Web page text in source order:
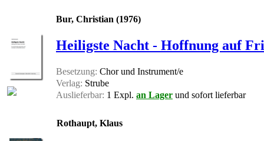
Bur, Christian (1976)
Heiligste Nacht - Hoffnung auf
Besetzung: Chor und Instrument/e
Verlag: Strube
Auslieferbar: 1 Expl. an Lager und sofort lieferbar
Rothaupt, Klaus